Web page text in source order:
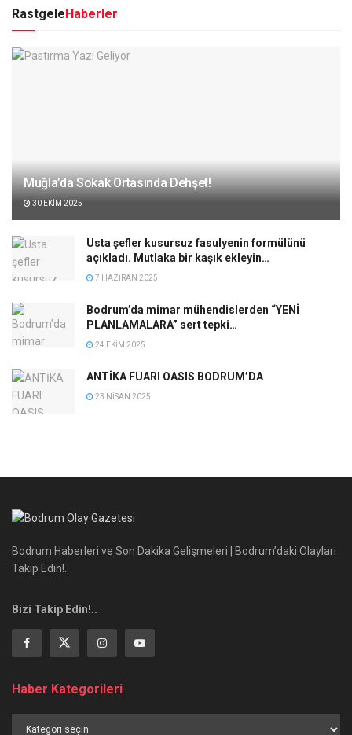
RastgeleHaberler
Muğla’da Sokak Ortasında Dehşet!
30 EKIM 2025
Usta şefler kusursuz fasulyenin formülünü
açıkladı. Mutlaka bir kaşık ekleyin…
7 HAZIRAN 2025
Bodrum’da mimar mühendislerden “YENİ
PLANLAMALARA” sert tepki…
24 EKIM 2025
ANTİKA FUARI OASIS BODRUM’DA
23 NISAN 2025
Bodrum Haberleri ve Son Dakika Gelişmeleri | Bodrum’daki Olayları
Takip Edin!..
Bizi Takip Edin!..
Haber Kategorileri